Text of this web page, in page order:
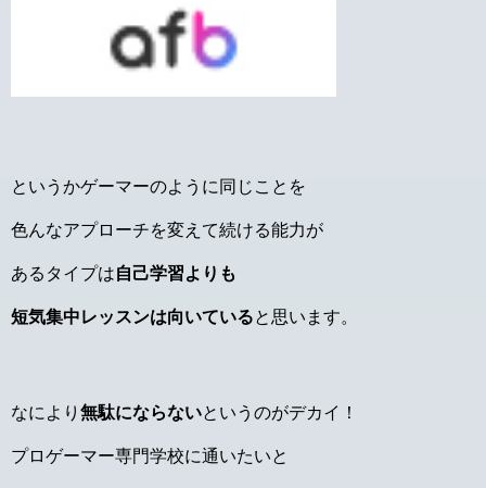
というかゲーマーのように同じことを
色んなアプローチを変えて続ける能力が
あるタイプは自己学習よりも
短気集中レッスンは向いていると思います。
なにより 無駄にならないというのがデカイ！
プロゲーマー専門学校に通いたいと